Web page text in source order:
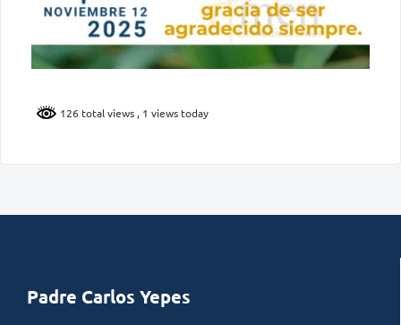
126 total views , 1 views today
Padre Carlos Yepes